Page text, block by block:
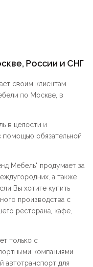
России и СНГ
своим клиентам
по Москве, в
в целости и
помощью обязательной
Мебель" продумает за
а также
Вы хотите купить
производства с
ресторана, кафе,
только с
компаниями
автотранспорт для